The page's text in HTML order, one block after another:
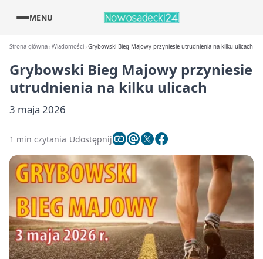
MENU
Strona główna Wiadomości Grybowski Bieg Majowy przyniesie utrudnienia na kilku ulicach
Grybowski Bieg Majowy przyniesie
utrudnienia na kilku ulicach
3 maja 2026
1 min czytania Udostępnij